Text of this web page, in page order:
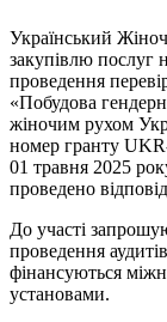
Український
закупівлю послуг
проведення
«Побудова
жіночим рухом
номер гранту
01 травня 2025
проведено
До участі
проведення
фінансуються
установами.